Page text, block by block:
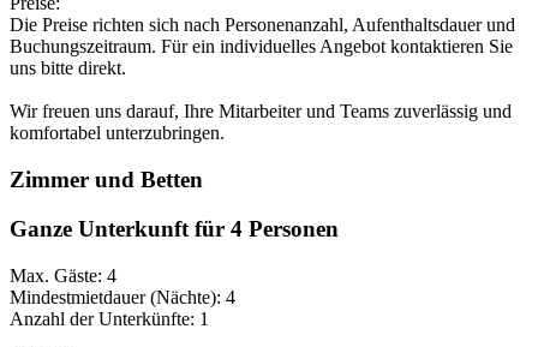
Die Preise richten sich nach Personenanzahl, Aufenthaltsdauer und
Buchungszeitraum. Für ein individuelles Angebot kontaktieren Sie
uns bitte direkt.
Wir freuen uns darauf, Ihre Mitarbeiter und Teams zuverlässig und
komfortabel unterzubringen.
Zimmer und Betten
Ganze Unterkunft für 4 Personen
Max. Gäste: 4
Mindestmietdauer (Nächte): 4
Anzahl der Unterkünfte: 1